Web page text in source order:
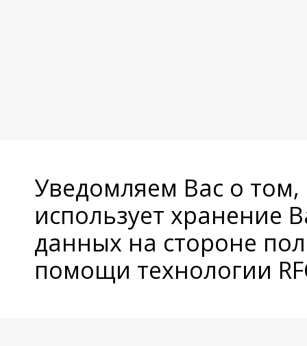
Уведомляем Вас о
использует хранение
данных на стороне
помощи технологии